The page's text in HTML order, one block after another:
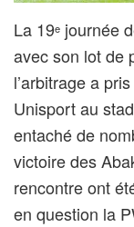
La 19e journée
avec son lot de
l’arbitrage a
Unisport au
entaché de
victoire des
rencontre ont
en question la